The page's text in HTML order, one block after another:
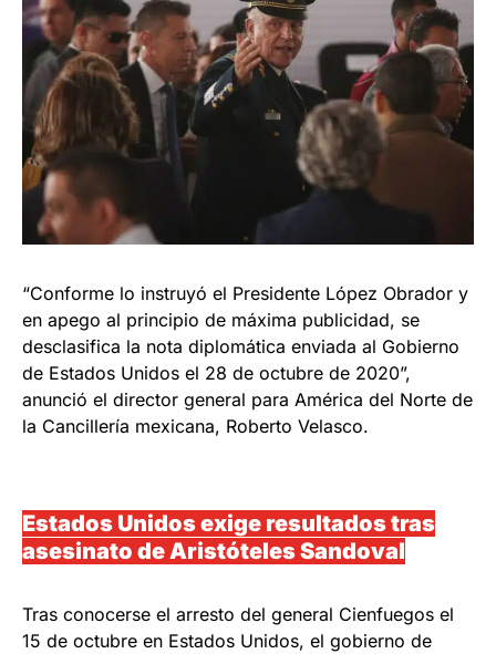
“Conforme lo instruyó el Presidente López Obrador y
en apego al principio de máxima publicidad, se
desclasifica la nota diplomática enviada al Gobierno
de Estados Unidos el 28 de octubre de 2020”,
anunció el director general para América del Norte de
la Cancillería mexicana, Roberto Velasco.
Estados Unidos exige resultados tras
asesinato de Aristóteles Sandoval
Tras conocerse el arresto del general Cienfuegos el
15 de octubre en Estados Unidos, el gobierno de